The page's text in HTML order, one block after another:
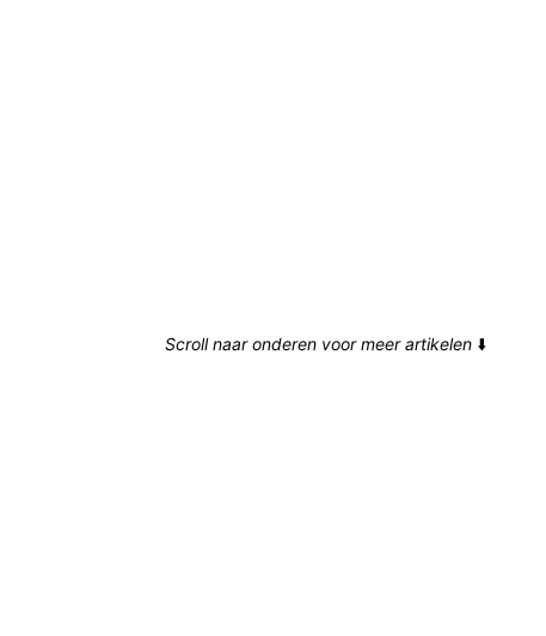
Scroll naar onderen voor meer artikelen ⬇️